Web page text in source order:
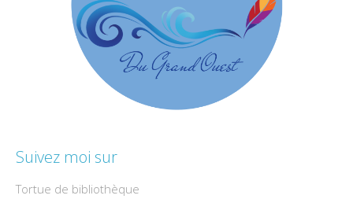
Suivez moi sur
Tortue de bibliothèque